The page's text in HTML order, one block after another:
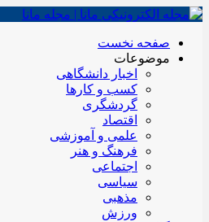
صفحه نخست
موضوعات
اخبار دانشگاهی
کسب و کارها
گردشگری
اقتصاد
علمی و آموزشی
فرهنگ و هنر
اجتماعی
سیاسی
مذهبی
ورزش